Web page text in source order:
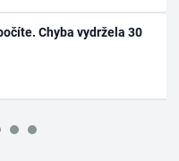
Chyba vydržela 30